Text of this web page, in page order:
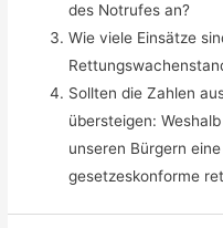
des Notrufes an?
Wie viele Einsätze
Sollten die Zahlen
übersteigen:
unseren Bürgern
gesetzeskonforme